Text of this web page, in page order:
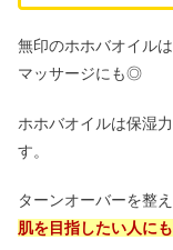
無印のホホバオイル
マッサージにも◎
ホホバオイルは保湿
す。
ターンオーバーを整
肌を目指したい人に